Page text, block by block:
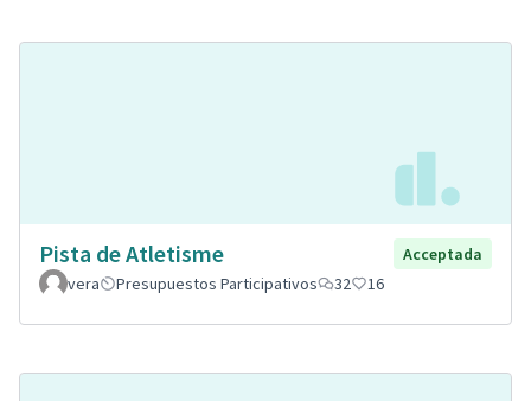
Pista de Atletisme
Acceptada
vera
Presupuestos Participativos 32 16